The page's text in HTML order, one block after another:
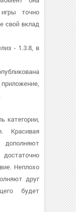
точно
свой вклад
- 1.3.8, в
категории,
Красивая
Неплохо
друг
будет